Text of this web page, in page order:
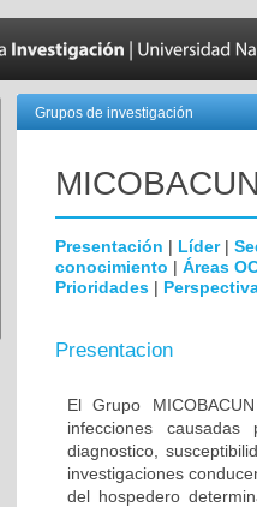
Grupos de investigación
Presentación | Líder|
conocimiento | Áreas
Prioridades |
Presentacion
El Grupo
infecciones
diagnostico,
investigaciones
del hospedero